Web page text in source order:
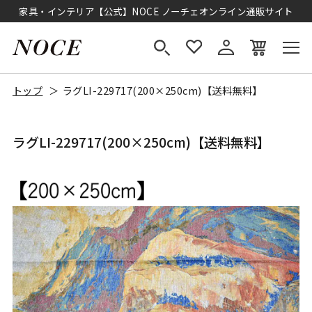
家具・インテリア【公式】NOCE ノーチェオンライン通販サイト
トップ ラグLI-229717(200×250cm)【送料無料】
ラグLI-229717(200×250cm)【送料無料】